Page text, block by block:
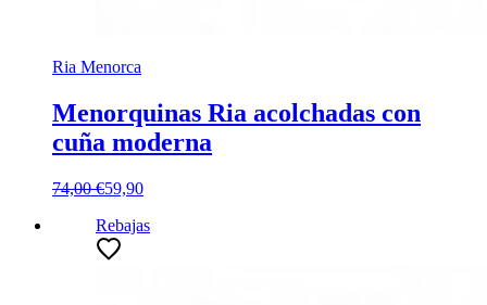
Ria Menorca
Menorquinas Ria acolchadas con
cuña moderna
74,00 €59,90
Rebajas